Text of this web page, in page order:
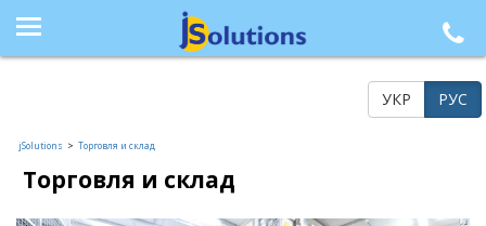
+38 (044) 564-77-33, +38 (095) 617-41-15, +38 (066) 986-85-23, +38 (073) 218-42-21
УКР РУС
jSolutions > Торговля и склад
Торговля и склад